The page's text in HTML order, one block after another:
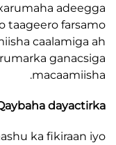
tahay xarumaha
bixiso taageero
horumarka
Qaybaha
ka